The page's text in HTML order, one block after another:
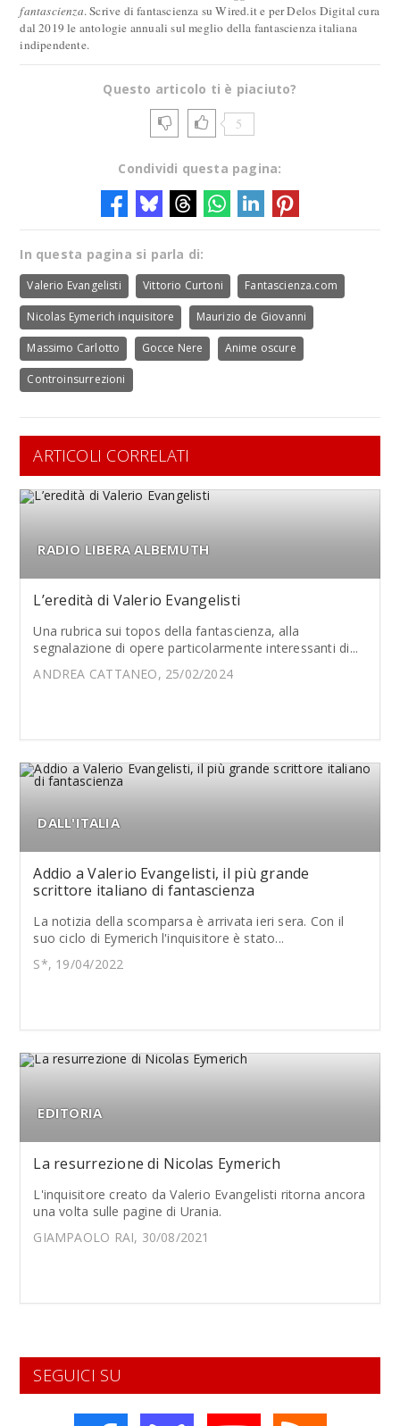
fantascienza. Scrive di fantascienza su Wired.it e per Delos Digital cura
dal 2019 le antologie annuali sul meglio della fantascienza italiana
indipendente.
Questo articolo ti è piaciuto?
5
Condividi questa pagina:
In questa pagina si parla di:
Valerio Evangelisti Vittorio Curtoni Fantascienza.com
Nicolas Eymerich inquisitore Maurizio de Giovanni
Massimo Carlotto Gocce Nere Anime oscure
Controinsurrezioni
ARTICOLI CORRELATI
RADIO LIBERA ALBEMUTH
L’eredità di Valerio Evangelisti
Una rubrica sui topos della fantascienza, alla
segnalazione di opere particolarmente interessanti di...
ANDREA CATTANEO, 25/02/2024
DALL'ITALIA
Addio a Valerio Evangelisti, il più grande
scrittore italiano di fantascienza
La notizia della scomparsa è arrivata ieri sera. Con il
suo ciclo di Eymerich l'inquisitore è stato...
S*, 19/04/2022
EDITORIA
La resurrezione di Nicolas Eymerich
L'inquisitore creato da Valerio Evangelisti ritorna ancora
una volta sulle pagine di Urania.
GIAMPAOLO RAI, 30/08/2021
SEGUICI SU